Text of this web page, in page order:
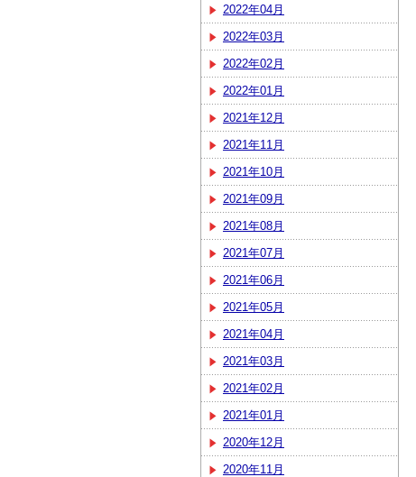
2022年04月
2022年03月
2022年02月
2022年01月
2021年12月
2021年11月
2021年10月
2021年09月
2021年08月
2021年07月
2021年06月
2021年05月
2021年04月
2021年03月
2021年02月
2021年01月
2020年12月
2020年11月